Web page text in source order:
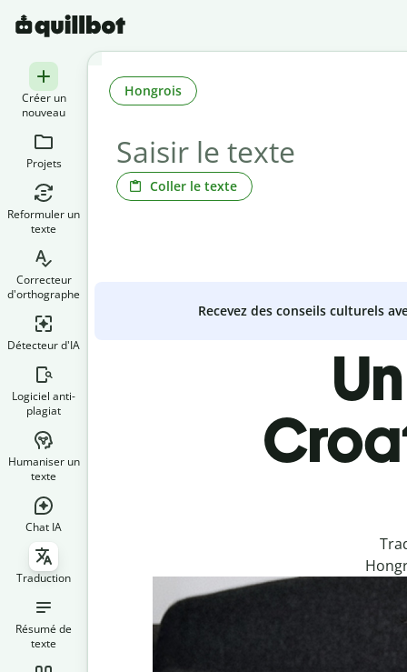
Créer un
nouveau
Projets
Reformuler un
texte
Correcteur
d'orthographe
Détecteur d'IA
Logiciel anti-
plagiat
Humaniser un
texte
Chat IA
Traduction
Résumé de
texte
Coller le texte
Hongrois
Recevez des conseils culturels